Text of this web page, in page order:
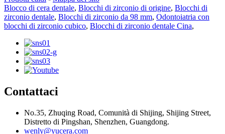
Blocco di cera dentale, Blocchi di zirconio di origine, Blocchi di
zirconio dentale, Blocchi di zirconio da 98 mm, Odontoiatria con
blocchi di zirconio cubico, Blocchi di zirconio dentale Cina,
Contattaci
No.35, Zhuqing Road, Comunità di Shijing, Shijing Street,
Distretto di Pingshan, Shenzhen, Guangdong.
wenly@yucera.com